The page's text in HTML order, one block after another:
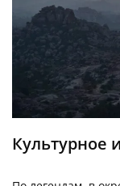
Культурное